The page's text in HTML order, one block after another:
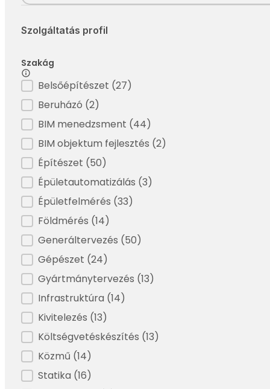
Szolgáltatás profil
Szakág
Filter - Szakág
Belsőépítészet (27)
Beruházó (2)
BIM menedzsment (44)
BIM objektum fejlesztés (2)
Építészet (50)
Épületautomatizálás (3)
Épületfelmérés (33)
Földmérés (14)
Generáltervezés (50)
Gépészet (24)
Gyártmánytervezés (13)
Infrastruktúra (14)
Kivitelezés (13)
Költségvetéskészítés (13)
Közmű (14)
Statika (16)